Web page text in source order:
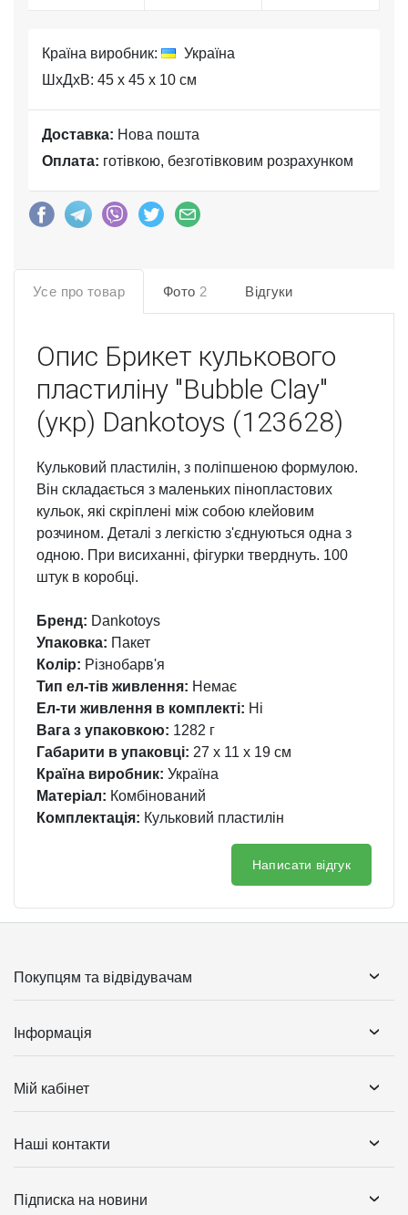
Країна виробник:
Україна
ШхДхВ: 45 x 45 x 10 см
Доставка: Нова пошта
Оплата: готівкою, безготівковим розрахунком
Усе про товар Фото 2 Відгуки
Опис Брикет кулькового
пластиліну "Bubble Clay"
(укр) Dankotoys (123628)
Кульковий пластилін, з поліпшеною формулою.
Він складається з маленьких пінопластових
кульок, які скріплені між собою клейовим
розчином. Деталі з легкістю з'єднуються одна з
одною. При висиханні, фігурки тверднуть. 100
штук в коробці.
Бренд: Dankotoys
Упаковка: Пакет
Колір: Різнобарв'я
Тип ел-тів живлення: Немає
Ел-ти живлення в комплекті: Ні
Вага з упаковкою: 1282 г
Габарити в упаковці: 27 x 11 x 19 см
Країна виробник: Україна
Матеріал: Комбінований
Комплектація: Кульковий пластилін
Написати відгук
Покупцям та відвідувачам
Інформація
Мій кабінет
Наші контакти
Підписка на новини